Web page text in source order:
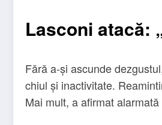
Lasconi atacă:
Fără a-și ascunde
chiul și inactivitate.
Mai mult, a afirmat